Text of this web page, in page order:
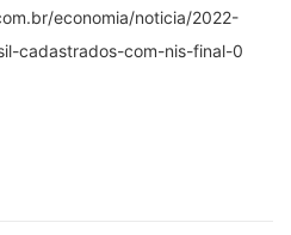
economia/noticia/2022-
cadastrados-com-nis-final-0